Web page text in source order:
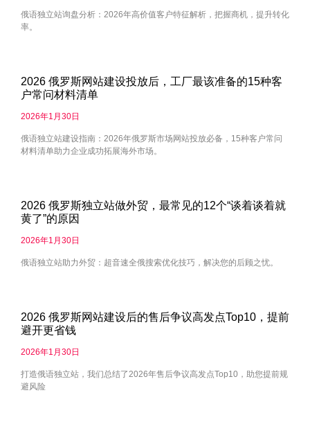
俄语独立站询盘分析：2026年高价值客户特征解析，把握商机，提升转化
率。
2026 俄罗斯网站建设投放后，工厂最该准备的15种客
户常问材料清单
2026年1月30日
俄语独立站建设指南：2026年俄罗斯市场网站投放必备，15种客户常问
材料清单助力企业成功拓展海外市场。
2026 俄罗斯独立站做外贸，最常见的12个“谈着谈着就
黄了”的原因
2026年1月30日
俄语独立站助力外贸：超音速全俄搜索优化技巧，解决您的后顾之忧。
2026 俄罗斯网站建设后的售后争议高发点Top10，提前
避开更省钱
2026年1月30日
打造俄语独立站，我们总结了2026年售后争议高发点Top10，助您提前规
避风险